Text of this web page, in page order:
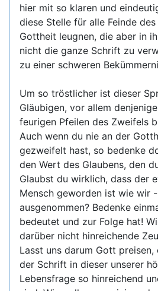
hier mit so klaren und
diese Stelle für alle Feinde
Gottheit leugnen, die aber in
nicht die ganze Schrift zu
zu einer schweren
Um so tröstlicher ist dieser
Gläubigen, vor allem
feurigen Pfeilen des Zweifels
Auch wenn du nie an der
gezweifelt hast, so bedenke
den Wert des Glaubens, den
Glaubst du wirklich, dass der
Mensch geworden ist wie wir
ausgenommen? Bedenke
bedeutet und zur Folge hat!
darüber nicht hinreichende
Lasst uns darum Gott preisen,
der Schrift in dieser unserer
Lebensfrage so hinreichend